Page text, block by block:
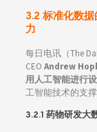
3.2 标准化数
力
每日电讯（The
CEO Andrew
用人工智能进行
工智能技术的支撑
3.2.1 药物研发大